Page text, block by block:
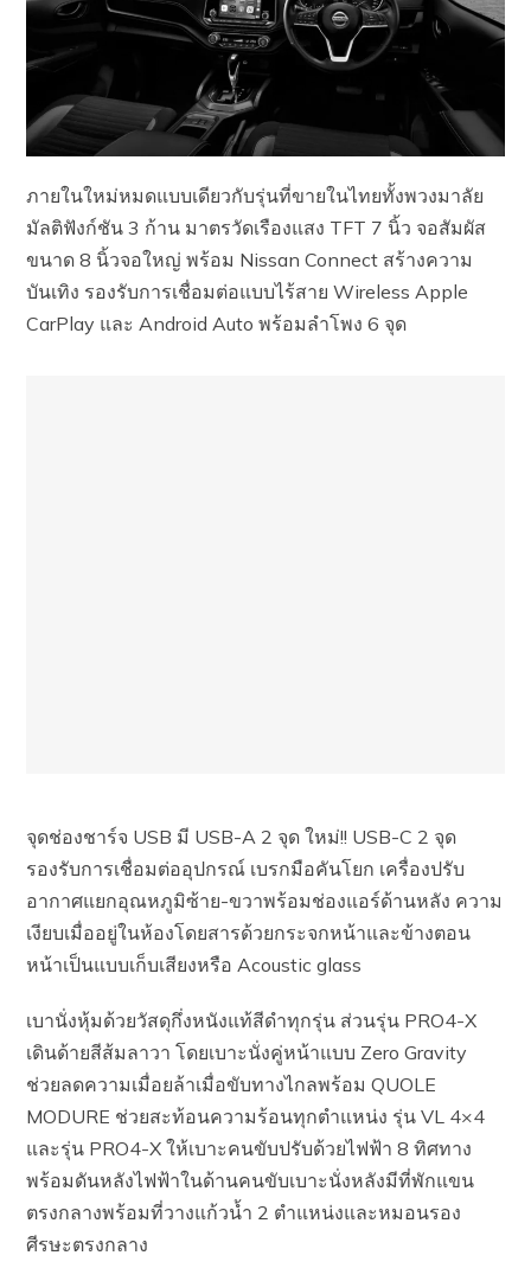
ภายในใหม่หมดแบบเดียวกับรุ่นที่ขายในไทยทั้งพวงมาลัย
มัลติฟังก์ชัน 3 ก้าน มาตรวัดเรืองแสง TFT 7 นิ้ว จอสัมผัส
ขนาด 8 นิ้วจอใหญ่ พร้อม Nissan Connect สร้างความ
บันเทิง รองรับการเชื่อมต่อแบบไร้สาย Wireless Apple
CarPlay และ Android Auto พร้อมลำโพง 6 จุด
จุดช่องชาร์จ USB มี USB-A 2 จุด ใหม่!! USB-C 2 จุด
รองรับการเชื่อมต่ออุปกรณ์ เบรกมือคันโยก เครื่องปรับ
อากาศแยกอุณหภูมิซ้าย-ขวาพร้อมช่องแอร์ด้านหลัง ความ
เงียบเมื่ออยู่ในห้องโดยสารด้วยกระจกหน้าและข้างตอน
หน้าเป็นแบบเก็บเสียงหรือ Acoustic glass
เบานั่งหุ้มด้วยวัสดุกึ่งหนังแท้สีดำทุกรุ่น ส่วนรุ่น PRO4-X
เดินด้ายสีส้มลาวา​ โดยเบาะนั่งคู่หน้าแบบ Zero Gravity
ช่วยลดความเมื่อยล้าเมื่อขับทางไกลพร้อม QUOLE
MODURE ช่วยสะท้อนความร้อนทุกตำแหน่ง รุ่น VL 4×4
และรุ่น PRO4-X ให้เบาะคนขับปรับด้วยไฟฟ้า 8 ทิศทาง
พร้อมดันหลังไฟฟ้าในด้านคนขับเบาะนั่งหลังมีที่พักแขน
ตรงกลางพร้อมที่วางแก้วน้ำ 2 ตำแหน่งและหมอนรอง
ศีรษะตรงกลาง